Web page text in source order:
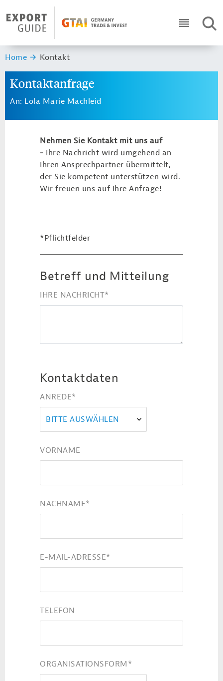
Header Logo
ICON
Sie sind hier:
Home Kontakt
Kontaktanfrage
An: Lola Marie Machleid
Nehmen Sie Kontakt mit uns auf
- Ihre Nachricht wird umgehend an
Ihren Ansprechpartner übermittelt,
der Sie kompetent unterstützen wird.
Wir freuen uns auf Ihre Anfrage!
*Pflichtfelder
Betreff und Mitteilung
IHRE NACHRICHT*
Kontaktdaten
ANREDE*
BITTE AUSWÄHLEN
VORNAME
NACHNAME*
E-MAIL-ADRESSE*
TELEFON
ORGANISATIONSFORM *